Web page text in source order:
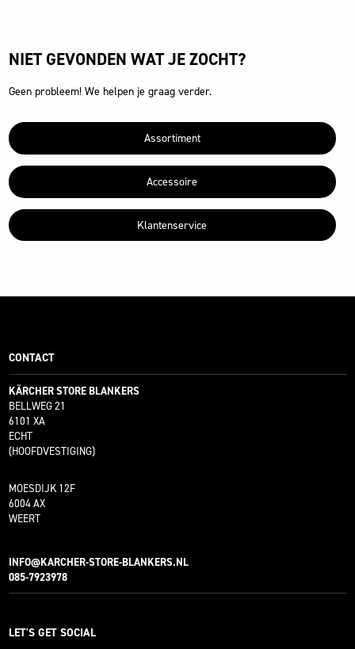
NIET GEVONDEN WAT JE ZOCHT?
Geen probleem! We helpen je graag verder.
Assortiment
Accessoire
Klantenservice
CONTACT
KÄRCHER STORE BLANKERS
BELLWEG 21
6101 XA
ECHT
(HOOFDVESTIGING)
MOESDIJK 12F
6004 AX
WEERT
INFO@KARCHER-STORE-BLANKERS.NL
085-7923978
LET'S GET SOCIAL